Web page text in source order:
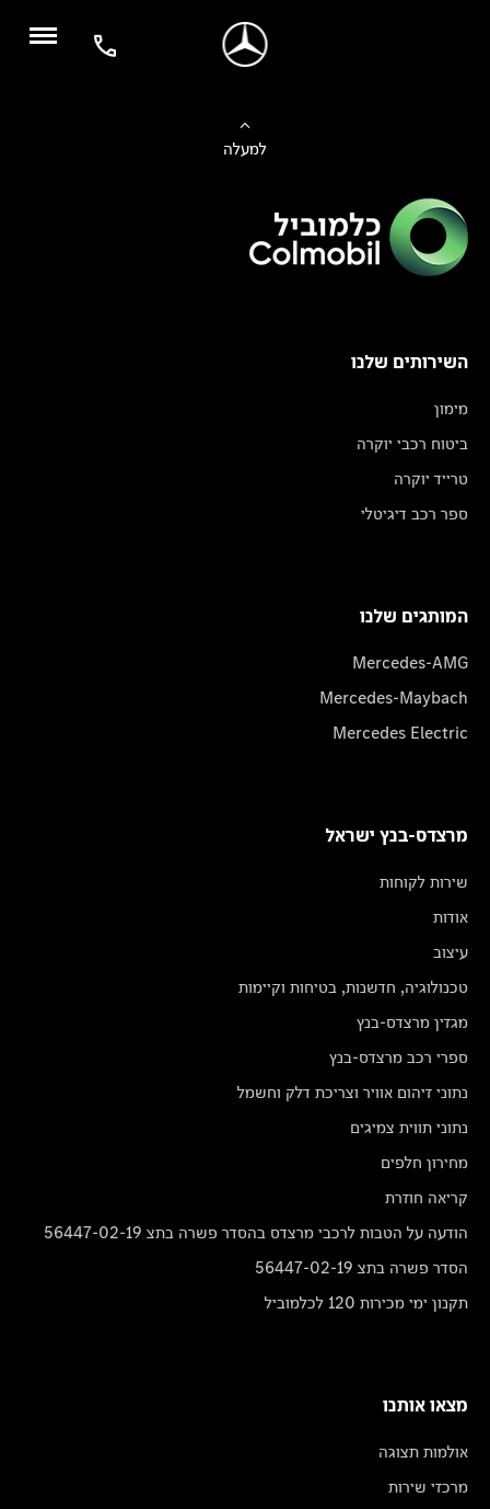
למעלה
השירותים שלנו
מימון
ביטוח רכבי יוקרה
טרייד יוקרה
ספר רכב דיגיטלי
המותגים שלנו
Mercedes-AMG
Mercedes-Maybach
Mercedes Electric
מרצדס-בנץ ישראל
שירות לקוחות
אודות
עיצוב
טכנולוגיה, חדשנות, בטיחות וקיימות
מגזין מרצדס-בנץ
ספרי רכב מרצדס-בנץ
נתוני זיהום אוויר וצריכת דלק וחשמל
נתוני תווית צמיגים
מחירון חלפים
קריאה חוזרת
הודעה על הטבות לרכבי מרצדס בהסדר פשרה בתצ 56447-02-19
הסדר פשרה בתצ 56447-02-19
תקנון ימי מכירות 120 לכלמוביל
מצאו אותנו
אולמות תצוגה
מרכזי שירות